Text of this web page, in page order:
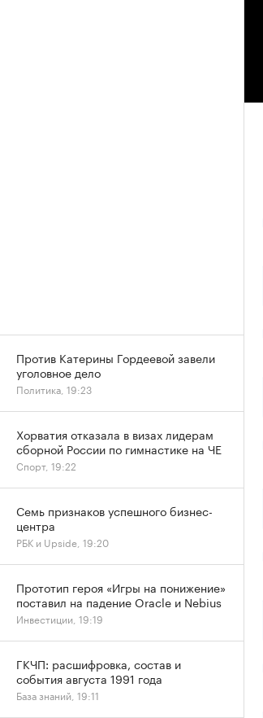
Против Катерины Гордеевой завели
уголовное дело
Политика, 19:23
Хорватия отказала в визах лидерам
сборной России по гимнастике на ЧЕ
Спорт, 19:22
Семь признаков успешного бизнес-
центра
РБК и Upside, 19:20
Прототип героя «Игры на понижение»
поставил на падение Oracle и Nebius
Инвестиции, 19:19
ГКЧП: расшифровка, состав и
события августа 1991 года
База знаний, 19:11